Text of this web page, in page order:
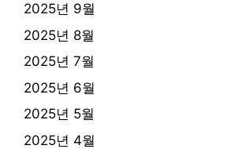
2025년 9월
2025년 8월
2025년 7월
2025년 6월
2025년 5월
2025년 4월